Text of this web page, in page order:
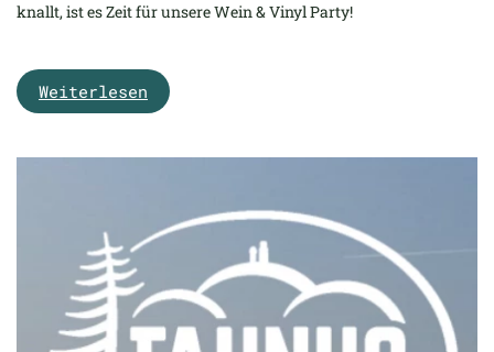
knallt, ist es Zeit für unsere Wein & Vinyl Party!
Weiterlesen